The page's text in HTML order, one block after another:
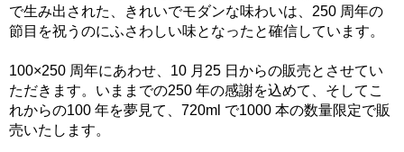
で生み出された、きれいでモダンな味わいは、250 周年の
節目を祝うのにふさわしい味となったと確信しています。
100×250 周年にあわせ、10 月25 日からの販売とさせてい
ただきます。いままでの250 年の感謝を込めて、そしてこ
れからの100 年を夢見て、720ml で1000 本の数量限定で販
売いたします。